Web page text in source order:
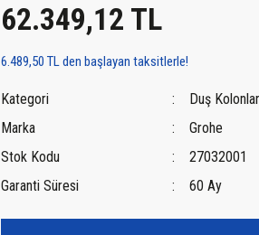
62.349,12 TL
6.489,50 TL den başlayan taksitlerle!
Kategori
Duş
Marka
Grohe
Stok Kodu
27032001
Garanti Süresi
60 Ay